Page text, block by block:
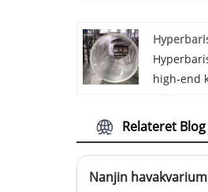
med
vores
high-end
Relateret Blog
Nanjin